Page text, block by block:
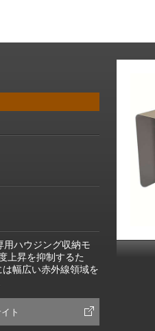
ハウジング収納モ
上昇を抑制するた
幅広い赤外線領域を
ト